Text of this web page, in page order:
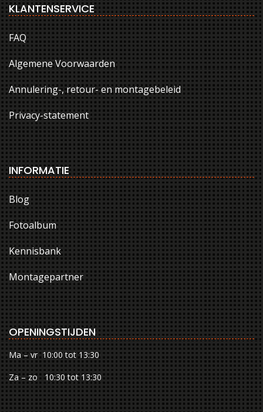
KLANTENSERVICE
FAQ
Algemene Voorwaarden
Annulering-, retour- en montagebeleid
Privacy-statement
INFORMATIE
Blog
Fotoalbum
Kennisbank
Montagepartner
OPENINGSTIJDEN
Ma – vr 10:00 tot 13:30
Za – zo 10:30 tot 13:30